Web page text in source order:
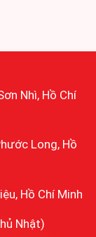
Nhì, Hồ Chí
Long, Hồ
Hồ Chí Minh
Nhật)